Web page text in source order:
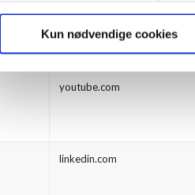
Kun nødvendige cookies
UDBYDER
youtube.com
linkedin.com